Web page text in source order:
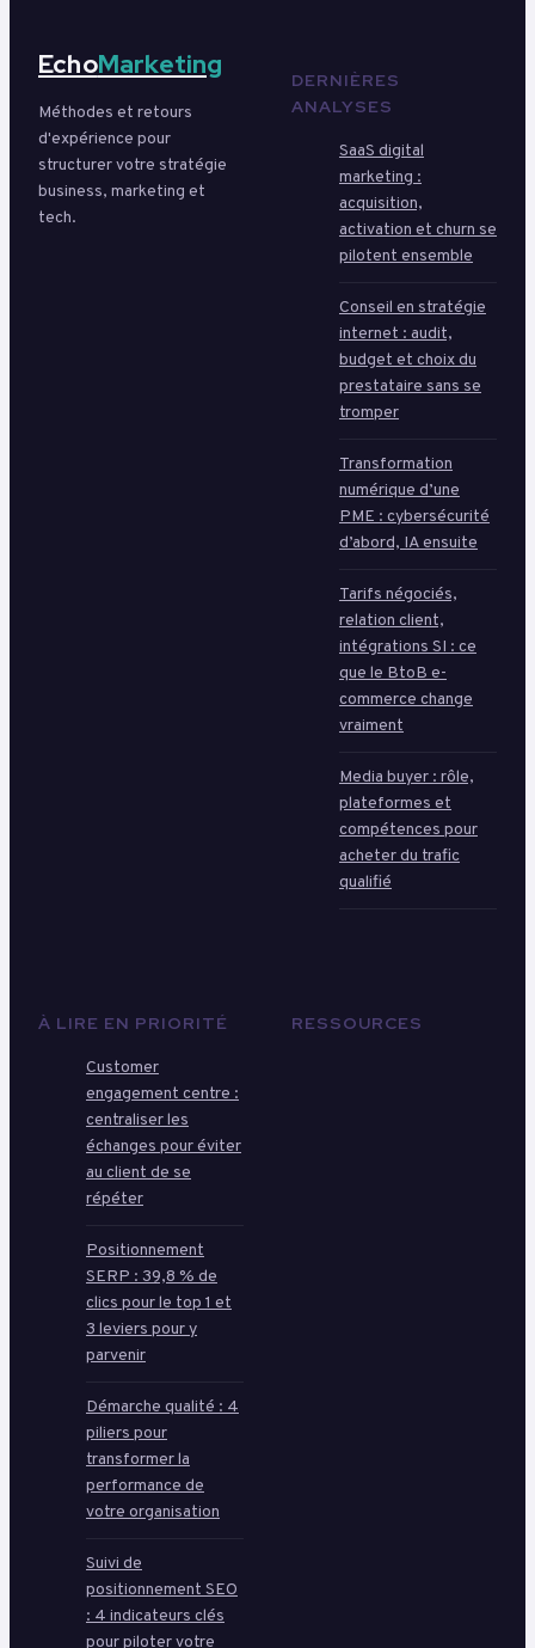
EchoMarketing
Méthodes et retours
d'expérience pour
structurer votre stratégie
business, marketing et
tech.
DERNIÈRES
ANALYSES
SaaS digital
marketing :
acquisition,
activation et churn se
pilotent ensemble
Conseil en stratégie
internet : audit,
budget et choix du
prestataire sans se
tromper
Transformation
numérique d’une
PME : cybersécurité
d’abord, IA ensuite
Tarifs négociés,
relation client,
intégrations SI : ce
que le BtoB e-
commerce change
vraiment
Media buyer : rôle,
plateformes et
compétences pour
acheter du trafic
qualifié
À LIRE EN PRIORITÉ
Customer
engagement centre :
centraliser les
échanges pour éviter
au client de se
répéter
Positionnement
SERP : 39,8 % de
clics pour le top 1 et
3 leviers pour y
parvenir
Démarche qualité : 4
piliers pour
transformer la
performance de
votre organisation
Suivi de
positionnement SEO
: 4 indicateurs clés
pour piloter votre
RESSOURCES